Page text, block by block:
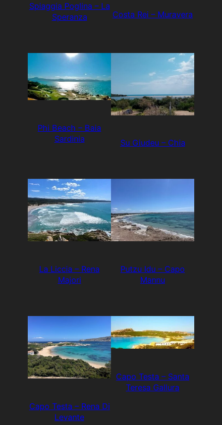
Spiaggia Poglina – La
Speranza
Costa Rei – Muravera
Phi Beach – Baia
Sardinia
Su Giudeu – Chia
La Liccia – Rena
Majori
Putzu Idu – Capo
Mannu
Capo Testa – Rena Di
Levante
Capo Testa – Santa
Teresa Gallura